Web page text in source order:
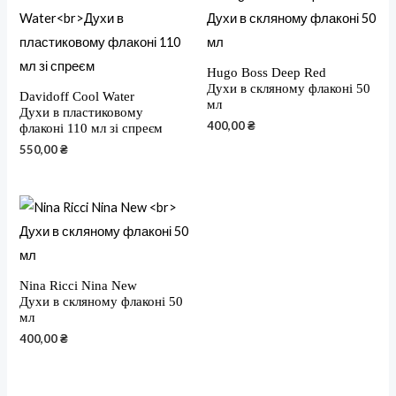
Davidoff Cool Water
Духи в пластиковому
флаконі 110 мл зі спреєм
550,00₴
Hugo Boss Deep Red
Духи в скляному флаконі 50
мл
400,00₴
Nina Ricci Nina New
Духи в скляному флаконі 50
мл
400,00₴